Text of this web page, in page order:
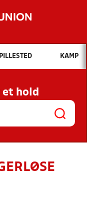
vil du søge efter?
OG NYHEDER
KLUBBER OG
KAMP
et hold